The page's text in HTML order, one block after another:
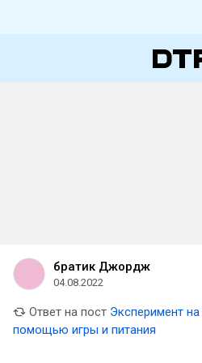
братик Джордж
04.08.2022
Ответ на пост Эксперимент
помощью игры и питания